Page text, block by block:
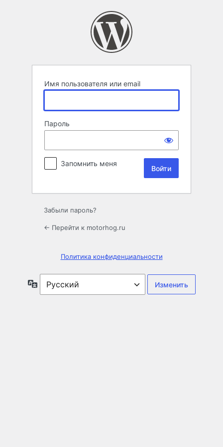
Имя пользователя или email
Пароль
Запомнить меня
Забыли пароль?
← Перейти к motorhog.ru
Политика конфиденциальности
Язык